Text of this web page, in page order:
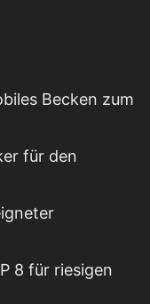
Becken zum
für den
8 für riesigen